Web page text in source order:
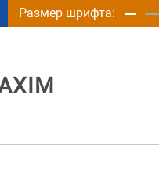
Размер шрифта: